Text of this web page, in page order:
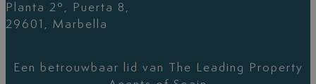
Planta 2º, Puerta 8,
29601, Marbella
Een betrouwbaar lid van The Leading Property